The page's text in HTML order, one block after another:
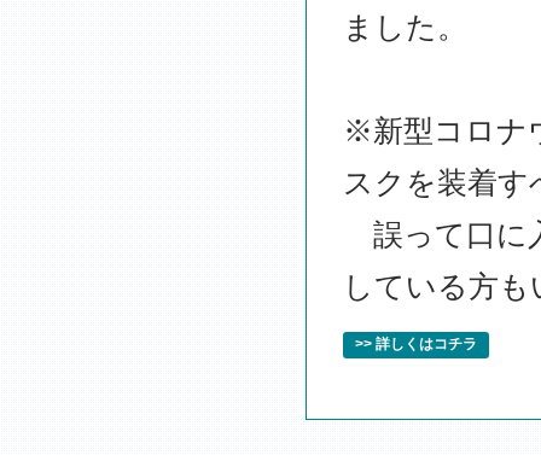
ました。
※新型コロナ
スクを装着
誤って口に
している方も
>> 詳しくはコチラ